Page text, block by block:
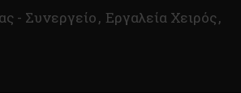
- Συνεργείο, Εργαλεία Χειρός,